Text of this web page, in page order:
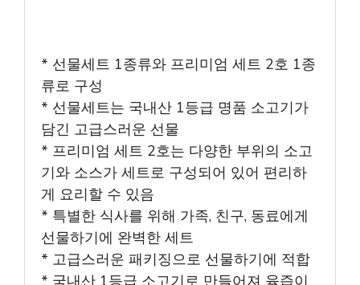
* 선물세트 1종류와 프리미엄 세트 2호 1종
류로 구성
* 선물세트는 국내산 1등급 명품 소고기가
담긴 고급스러운 선물
* 프리미엄 세트 2호는 다양한 부위의 소고
기와 소스가 세트로 구성되어 있어 편리하
게 요리할 수 있음
* 특별한 식사를 위해 가족, 친구, 동료에게
선물하기에 완벽한 세트
* 고급스러운 패키징으로 선물하기에 적합
* 국내산 1등급 소고기로 만들어져 육즙이